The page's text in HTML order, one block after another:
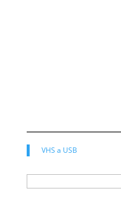
VHS a USB